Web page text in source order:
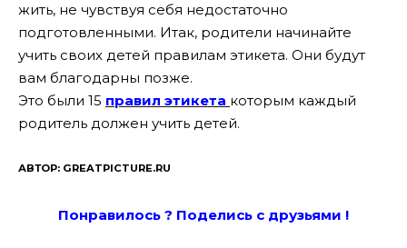
жить, не чувствуя себя недостаточно
подготовленными. Итак, родители начинайте
учить своих детей правилам этикета. Они будут
вам благодарны позже.
Это были 15 правил этикета которым каждый
родитель должен учить детей.
АВТОР: GREATPICTURE.RU
Понравилось ? Поделись с друзьями !